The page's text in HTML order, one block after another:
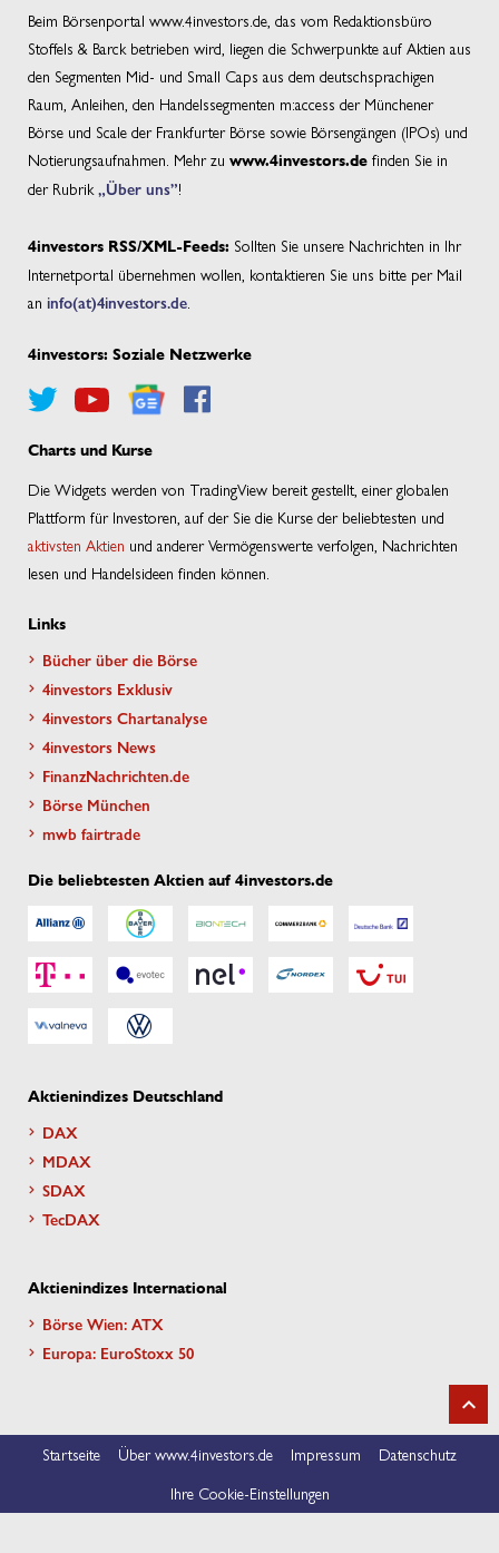
Beim Börsenportal www.4investors.de, das vom Redaktionsbüro
Stoffels & Barck betrieben wird, liegen die Schwerpunkte auf Aktien aus
den Segmenten Mid- und Small Caps aus dem deutschsprachigen
Raum, Anleihen, den Handelssegmenten m:access der Münchener
Börse und Scale der Frankfurter Börse sowie Börsengängen (IPOs) und
Notierungsaufnahmen. Mehr zu www.4investors.de finden Sie in
der Rubrik„Über uns”!
4investors RSS/XML-Feeds: Sollten Sie unsere Nachrichten in Ihr
Internetportal übernehmen wollen, kontaktieren Sie uns bitte per Mail
an info(at)4investors.de.
4investors: Soziale Netzwerke
Charts und Kurse
Die Widgets werden von TradingView bereit gestellt, einer globalen
Plattform für Investoren, auf der Sie die Kurse der beliebtesten und
aktivsten Aktien und anderer Vermögenswerte verfolgen, Nachrichten
lesen und Handelsideen finden können.
Links
Bücher über die Börse
4investors Exklusiv
4investors Chartanalyse
4investors News
FinanzNachrichten.de
Börse München
mwb fairtrade
Die beliebtesten Aktien auf 4investors.de
Aktienindizes Deutschland
DAX
MDAX
SDAX
TecDAX
Aktienindizes International
Börse Wien: ATX
Europa: EuroStoxx 50
Startseite Über www.4investors.de Impressum
Datenschutz
Ihre Cookie-Einstellungen